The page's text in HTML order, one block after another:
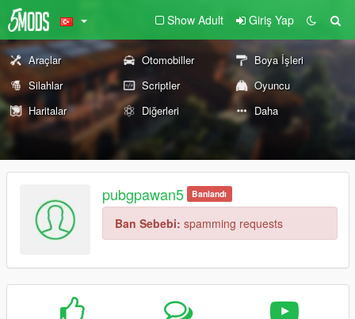
Show Adult Giriş Yap
Araçlar Otomobiller
Boya İşleri
Silahlar
Scriptler
Oyuncu
Haritalar
Diğerleri Daha
pubgpawan5 Banlandı
Ban Sebebi: spamming requests